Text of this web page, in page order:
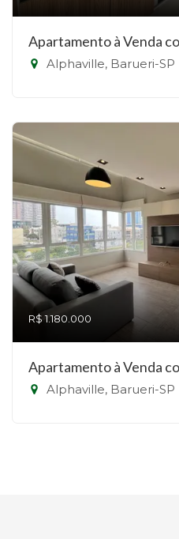
Apartamento à Venda
Alphaville, Barueri-SP
R$ 1.180.000
Apartamento à Venda
Alphaville, Barueri-SP